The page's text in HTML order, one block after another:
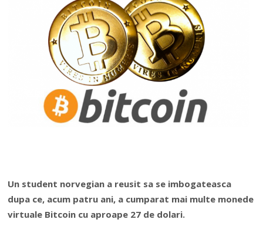
Un student norvegian a reusit sa se imbogateasca
dupa ce, acum patru ani, a cumparat mai multe monede
virtuale Bitcoin cu aproape 27 de dolari.